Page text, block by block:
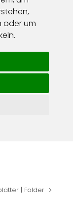
oder um
| Folder